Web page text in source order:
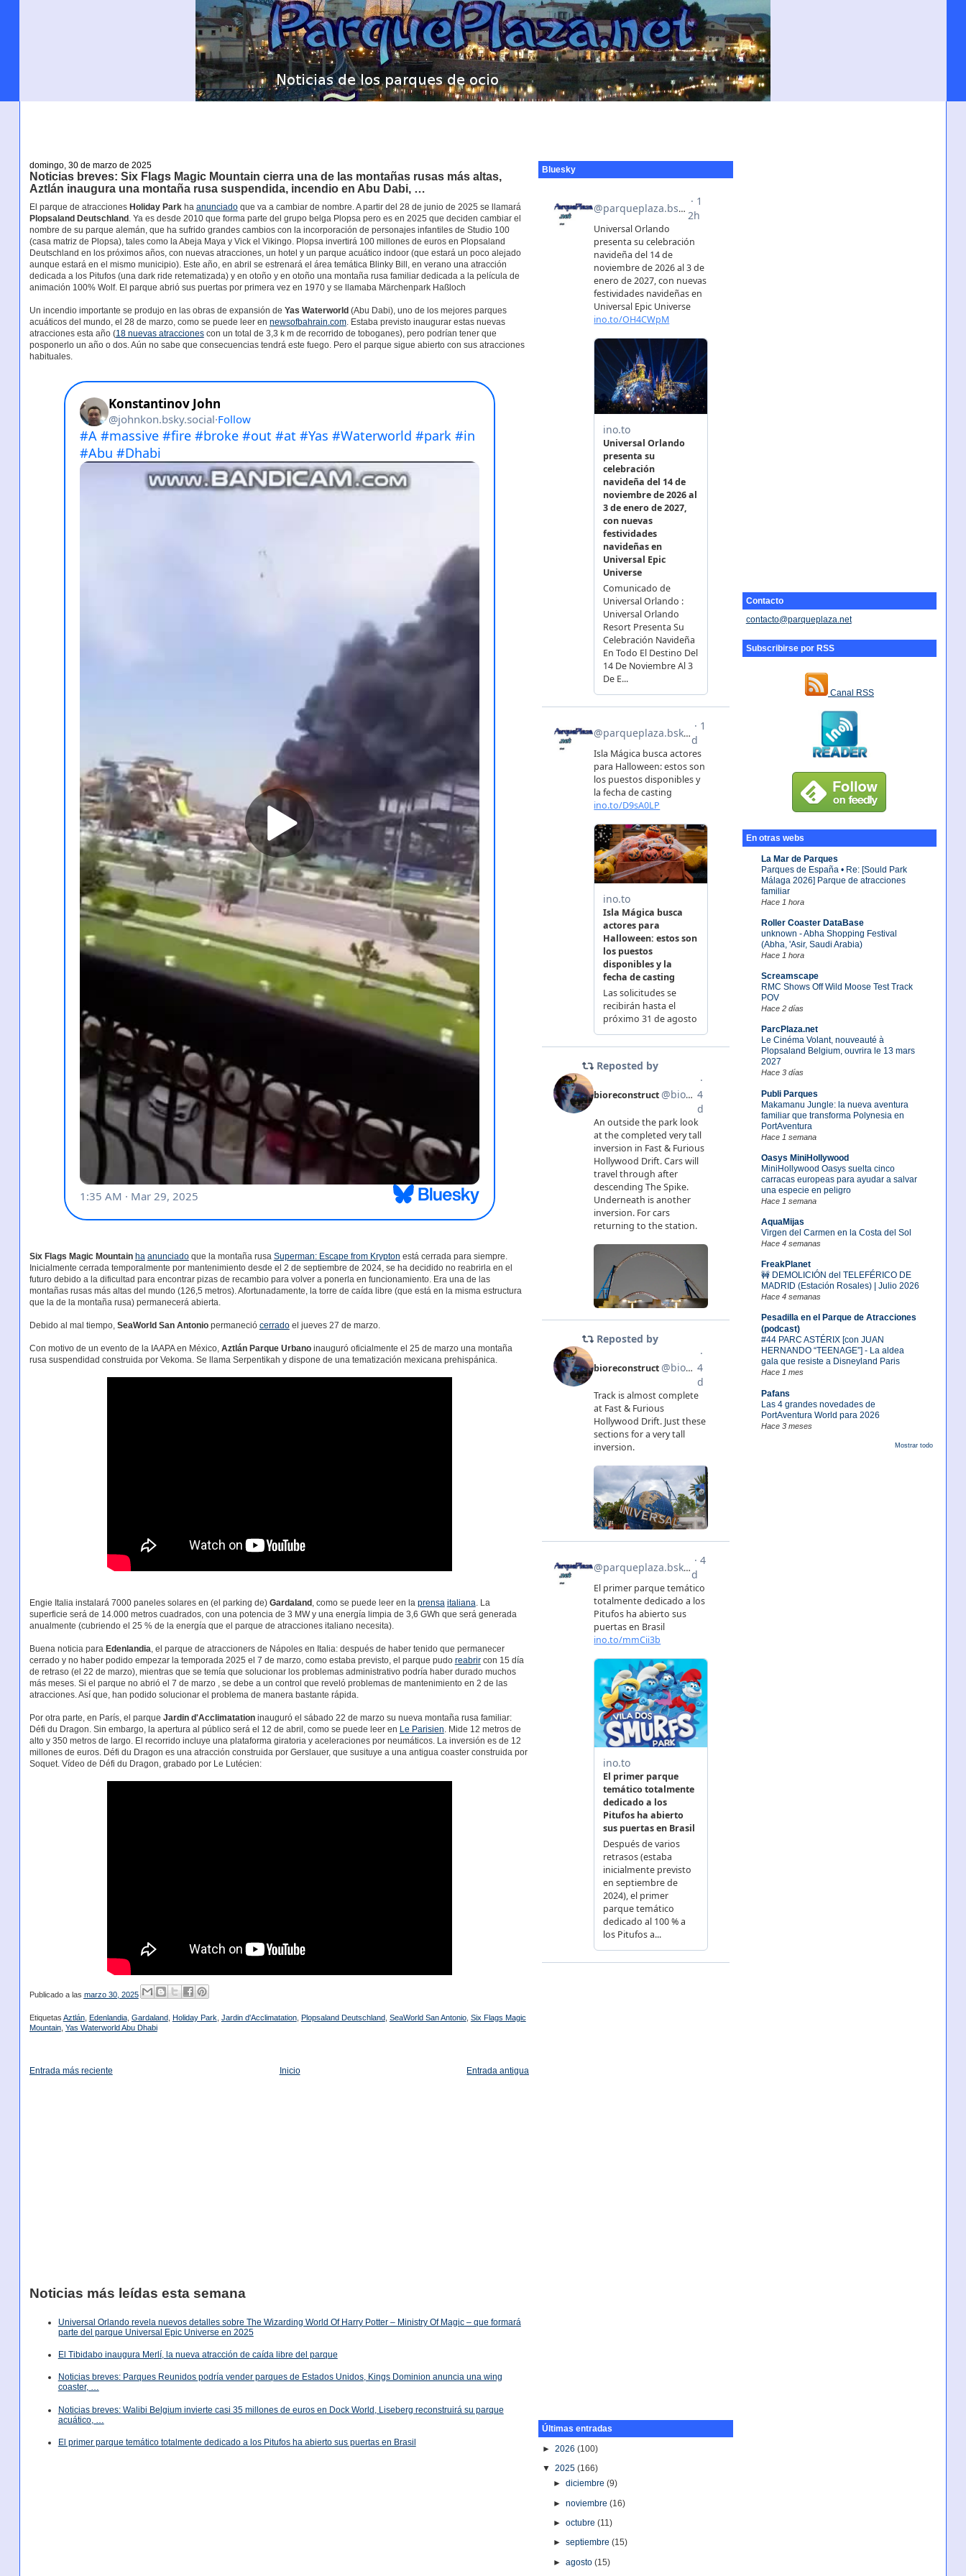
Contacto
contacto@parqueplaza.net
Subscribirse por RSS
Canal RSS
En otras webs
La Mar de Parques
Parques de España • Re: [Sould Park
Málaga 2026] Parque de atracciones
familiar
Hace 1 hora
Roller Coaster DataBase
unknown - Abha Shopping Festival
(Abha, 'Asir, Saudi Arabia)
Hace 1 hora
Screamscape
RMC Shows Off Wild Moose Test Track
POV
Hace 2 días
ParcPlaza.net
Le Cinéma Volant, nouveauté à
Plopsaland Belgium, ouvrira le 13 mars
2027
Hace 3 días
Publi Parques
Makamanu Jungle: la nueva aventura
familiar que transforma Polynesia en
PortAventura
Hace 1 semana
Oasys MiniHollywood
MiniHollywood Oasys suelta cinco
carracas europeas para ayudar a salvar
una especie en peligro
Hace 1 semana
AquaMijas
Virgen del Carmen en la Costa del Sol
Hace 4 semanas
FreakPlanet
🚧 DEMOLICIÓN del TELEFÉRICO DE
MADRID (Estación Rosales) | Julio 2026
Hace 4 semanas
Pesadilla en el Parque de Atracciones
(podcast)
#44 PARC ASTÉRIX [con JUAN
HERNANDO “TEENAGE”] - La aldea
gala que resiste a Disneyland Paris
Hace 1 mes
Pafans
Las 4 grandes novedades de
PortAventura World para 2026
Hace 3 meses
Mostrar todo
domingo, 30 de marzo de 2025
Noticias breves: Six Flags Magic Mountain cierra una de las montañas rusas más altas,
Aztlán inaugura una montaña rusa suspendida, incendio en Abu Dabi, …
El parque de atracciones Holiday Parkha anunciadoque va a cambiar de nombre. A partir del 28 de junio de 2025 se llamará
Plopsaland Deutschland . Ya es desde 2010 que forma parte del grupo belga Plopsa pero es en 2025 que deciden cambiar el
nombre de su parque alemán, que ha sufrido grandes cambios con la incorporación de personajes infantiles de Studio 100
(casa matriz de Plopsa), tales como la Abeja Maya y Vick el Vikingo. Plopsa invertirá 100 millones de euros en Plopsaland
Deutschland en los próximos años, con nuevas atracciones, un hotel y un parque acuático indoor (que estará un poco alejado
aunque estará en el mismo municipio). Este año, en abril se estrenará el área temática Blinky Bill, en verano una atracción
dedicada a los Pitufos (una dark ride retematizada) y en otoño y en otoño una montaña rusa familiar dedicada a la película de
animación 100% Wolf. El parque abrió sus puertas por primera vez en 1970 y se llamaba Märchenpark Haßloch
Un incendio importante se produjo en las obras de expansión de Yas Waterworld (Abu Dabi), uno de los mejores parques
acuáticos del mundo, el 28 de marzo, como se puede leer en newsofbahrain.com. Estaba previsto inaugurar estas nuevas
atracciones esta año (18 nuevas atraccionescon un total de 3,3 k m de recorrido de toboganes), pero podrían tener que
posponerlo un año o dos. Aún no sabe que consecuencias tendrá este fuego. Pero el parque sigue abierto con sus atracciones
habituales.
Six Flags Magic Mountain ha anunciadoque la montaña rusa Superman: Escape from Krypton está cerrada para siempre.
Inicialmente cerrada temporalmente por mantenimiento desde el 2 de septiembre de 2024, se ha decidido no reabrirla en el
futuro debido a la dificultad para encontrar pizas de recambio para volver a ponerla en funcionamiento. Era una de las
montañas rusas más altas del mundo (126,5 metros). Afortunadamente, la torre de caída libre (que está en la misma estructura
que la de la montaña rusa) permanecerá abierta.
Debido al mal tiempo, SeaWorld San Antoniopermaneció cerradoel jueves 27 de marzo.
Con motivo de un evento de la IAAPA en México, Aztlán Parque Urbanoinauguró oficialmente el 25 de marzo una montaña
rusa suspendidad construida por Vekoma. Se llama Serpentikah y dispone de una tematización mexicana prehispánica.
Engie Italia instalará 7000 paneles solares en (el parking de) Gardaland, como se puede leer en la prensa italiana . La
superficie será de 14.000 metros cuadrados, con una potencia de 3 MW y una energía limpia de 3,6 GWh que será generada
anualmente (cubriendo el 25 % de la energía que el parque de atracciones italiano necesita).
Buena noticia para Edenlandia , el parque de atraccioners de Nápoles en Italia: después de haber tenido que permanecer
cerrado y no haber podido empezar la temporada 2025 el 7 de marzo, como estaba previsto, el parque pudo reabrircon 15 día
de retraso (el 22 de marzo), mientras que se temía que solucionar los problemas administrativo podría haber durado muchos
más meses. Si el parque no abrió el 7 de marzo , se debe a un control que reveló problemas de mantenimiento en 2 de las
atracciones. Así que, han podido solucionar el problema de manera bastante rápida.
Por otra parte, en París, el parque Jardin d'Acclimatationinauguró el sábado 22 de marzo su nueva montaña rusa familiar:
Défi du Dragon. Sin embargo, la apertura al público será el 12 de abril, como se puede leer en Le Parisien . Mide 12 metros de
alto y 350 metros de largo. El recorrido incluye una plataforma giratoria y aceleraciones por neumáticos. La inversión es de 12
millones de euros. Défi du Dragon es una atracción construida por Gerslauer, que susituye a una antigua coaster construida por
Soquet. Vídeo de Défi du Dragon, grabado por Le Lutécien:
Publicado a las marzo 30, 2025
Etiquetas Aztlán, Edenlandia, Gardaland Holiday Park Jardin d'Acclimatation, Plopsaland Deutschland SeaWorld San Antonio, Six Flags Magic
Mountain, Yas Waterworld Abu Dhabi
Entrada más reciente Entrada antigua
Inicio
Noticias más leídas esta semana
Universal Orlando revela nuevos detalles sobre The Wizarding World Of Harry Potter – Ministry Of Magic – que formará
parte del parque Universal Epic Universe en 2025
El Tibidabo inaugura Merlí, la nueva atracción de caída libre del parque
Noticias breves: Parques Reunidos podría vender parques de Estados Unidos, Kings Dominion anuncia una wing
coaster, …
Noticias breves: Walibi Belgium invierte casi 35 millones de euros en Dock World, Liseberg reconstruirá su parque
acuático, …
El primer parque temático totalmente dedicado a los Pitufos ha abierto sus puertas en Brasil
Bluesky
Últimas entradas
►2026(100)
▼2025(166)
►diciembre(9)
►noviembre(16)
►octubre(11)
►septiembre(15)
►agosto(15)